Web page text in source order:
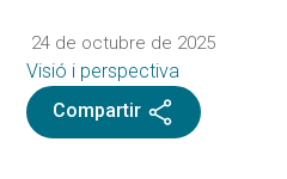
24 de octubre de 2025
Visió i perspectiva
Compartir